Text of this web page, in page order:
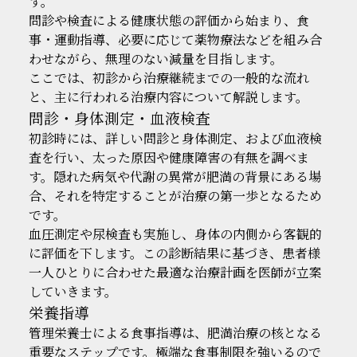
問診や検査による健康状態の評価から始まり、食
事・運動指導、必要に応じて薬物療法などを組み合
わせながら、無理のない減量を目指します。
ここでは、初診から治療継続までの一般的な流れ
と、主に行われる治療内容について解説します。
問診・身体測定・血液検査
初診時には、詳しい問診と身体測定、および血液検
査を行い、太った原因や健康障害の有無を調べま
す。隠れた病気や代謝の異常が肥満の背景にある場
合、それを特定することが治療の第一歩となるため
です。
血圧測定や尿検査も実施し、身体の内側から客観的
に評価を下します。この診断結果に基づき、患者様
一人ひとりに合わせた最適な治療計画を医師が立案
していきます。
栄養指導
管理栄養士による食事指導は、肥満治療の核となる
重要なステップです。極端な食事制限を強いるので